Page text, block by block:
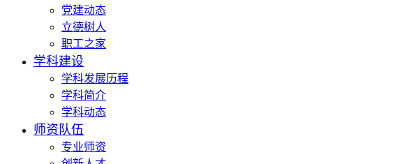
党建动态
立德树人
职工之家
学科建设
学科发展历程
学科简介
学科动态
师资队伍
专业师资